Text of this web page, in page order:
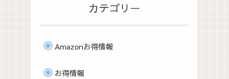
カテゴリー
Amazonお得情報
お得情報